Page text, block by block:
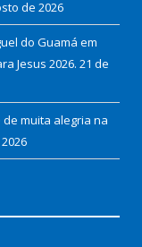
de 2026
do Guamá em
Jesus 2026. 21 de
muita alegria na